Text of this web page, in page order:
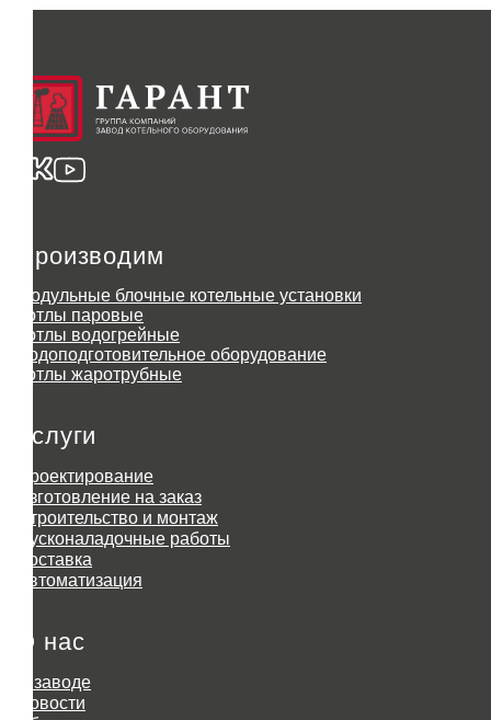
Производим
Модульные блочные котельные установки
Котлы паровые
Котлы водогрейные
Водоподготовительное оборудование
Котлы жаротрубные
Услуги
Проектирование
Изготовление на заказ
Строительство и монтаж
Пусконаладочные работы
Доставка
Автоматизация
О нас
О заводе
Новости